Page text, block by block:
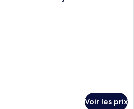
Voir les prix